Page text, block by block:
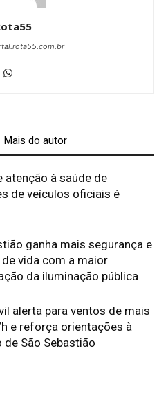
Mais do autor
atenção à saúde de
de veículos oficiais é
ganha mais segurança e
vida com a maior
da iluminação pública
alerta para ventos de mais
e reforça orientações à
de São Sebastião